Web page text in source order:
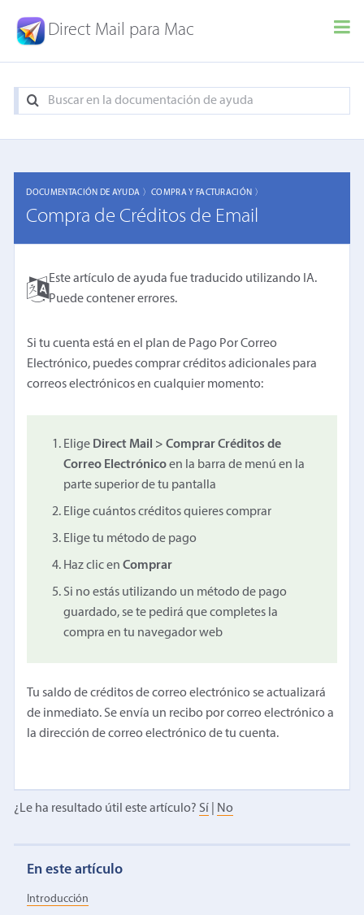
Direct Mail para Mac
DOCUMENTACIÓN DE AYUDA 〉COMPRA Y FACTURACIÓN 〉
Compra de Créditos de Email
Este artículo de ayuda fue traducido utilizando IA.
Puede contener errores.
Si tu cuenta está en el plan de Pago Por Correo
Electrónico, puedes comprar créditos adicionales para
correos electrónicos en cualquier momento:
Elige Direct Mail > Comprar Créditos de
Correo Electrónicoen la barra de menú en la
parte superior de tu pantalla
Elige cuántos créditos quieres comprar
Elige tu método de pago
Haz clic enComprar
Si no estás utilizando un método de pago
guardado, se te pedirá que completes la
compra en tu navegador web
Tu saldo de créditos de correo electrónico se actualizará
de inmediato. Se envía un recibo por correo electrónico a
la dirección de correo electrónico de tu cuenta.
¿Le ha resultado útil este artículo? Sí No
En este artículo
Introducción